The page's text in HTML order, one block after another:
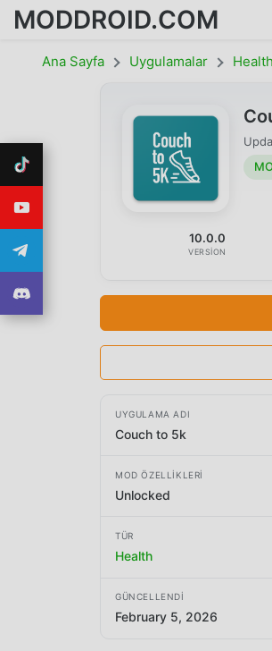
MODDROID.COM
Ana Sayfa Uygulamalar Health
10.0.0
VERSION
UYGULAMA ADI
Couch to 5k
MOD ÖZELLIKLERI
Unlocked
TÜR
Health
GÜNCELLENDI
February 5, 2026